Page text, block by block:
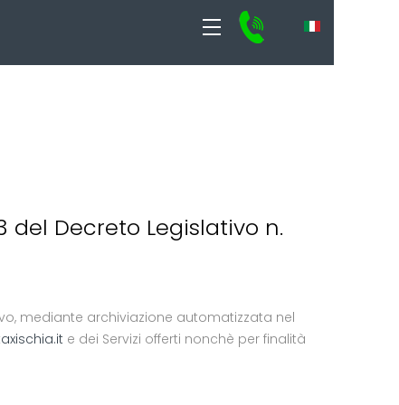
Decreto Legislativo n.
mediante archiviazione automatizzata nel
e dei Servizi offerti nonchè per finalità